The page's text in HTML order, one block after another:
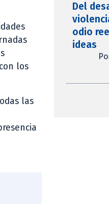
los
las
Del
odio
ideas